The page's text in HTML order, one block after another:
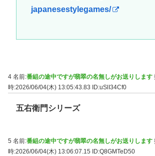
japanesestylegames/
4 名前:番組の途中ですが翡翠の名無しがお送りします
時:2026/06/04(木) 13:05:43.83 ID:uSlI34Cf0
五右衛門シリーズ
5 名前:番組の途中ですが翡翠の名無しがお送りします
時:2026/06/04(木) 13:06:07.15
ID:Q8GMTeD50